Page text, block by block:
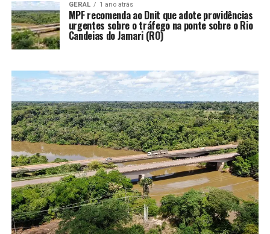
GERAL 1 ano atrás
MPF recomenda ao Dnit que adote providências
urgentes sobre o tráfego na ponte sobre o Rio
Candeias do Jamari (RO)